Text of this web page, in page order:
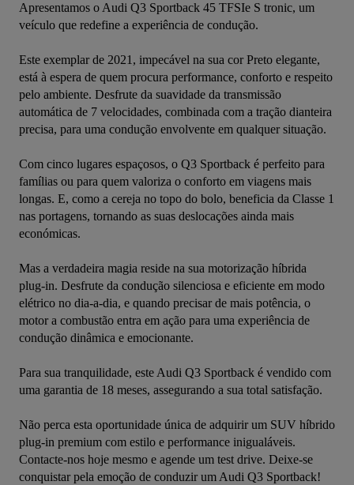
Apresentamos o Audi Q3 Sportback 45 TFSIe S tronic, um
veículo que redefine a experiência de condução.
Este exemplar de 2021, impecável na sua cor Preto elegante,
está à espera de quem procura performance, conforto e respeito
pelo ambiente. Desfrute da suavidade da transmissão
automática de 7 velocidades, combinada com a tração dianteira
precisa, para uma condução envolvente em qualquer situação.
Com cinco lugares espaçosos, o Q3 Sportback é perfeito para
famílias ou para quem valoriza o conforto em viagens mais
longas. E, como a cereja no topo do bolo, beneficia da Classe 1
nas portagens, tornando as suas deslocações ainda mais
económicas.
Mas a verdadeira magia reside na sua motorização híbrida
plug-in. Desfrute da condução silenciosa e eficiente em modo
elétrico no dia-a-dia, e quando precisar de mais potência, o
motor a combustão entra em ação para uma experiência de
condução dinâmica e emocionante.
Para sua tranquilidade, este Audi Q3 Sportback é vendido com
uma garantia de 18 meses, assegurando a sua total satisfação.
Não perca esta oportunidade única de adquirir um SUV híbrido
plug-in premium com estilo e performance inigualáveis.
Contacte-nos hoje mesmo e agende um test drive. Deixe-se
conquistar pela emoção de conduzir um Audi Q3 Sportback!